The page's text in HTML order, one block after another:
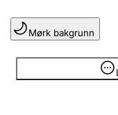
Lag og forening
Registrere,
Mørk bakgrunn
Opplysninger er